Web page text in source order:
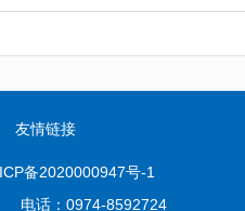
友情链接
备2020000947号-1
电话：0974-8592724